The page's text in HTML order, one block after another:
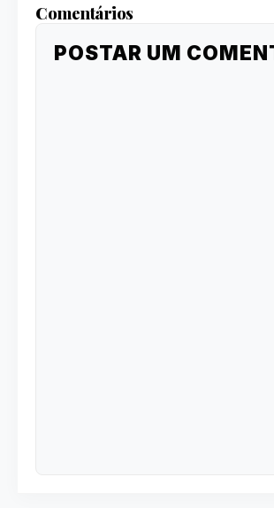
Comentários
POSTAR UM